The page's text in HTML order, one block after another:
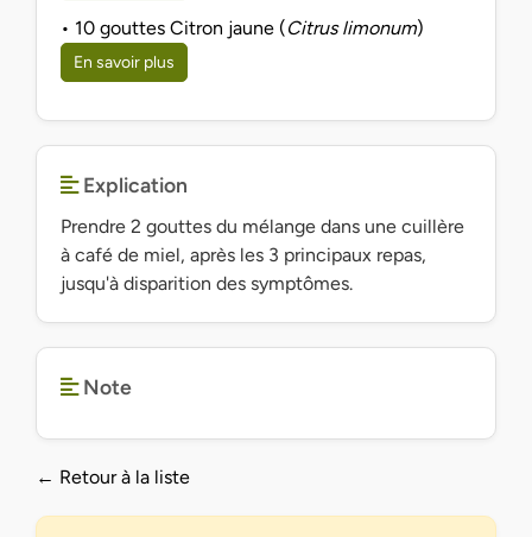
• 10 gouttes Citron jaune (Citrus limonum)
En savoir plus
Explication
Prendre 2 gouttes du mélange dans une cuillère
à café de miel, après les 3 principaux repas,
jusqu'à disparition des symptômes.
Note
← Retour à la liste